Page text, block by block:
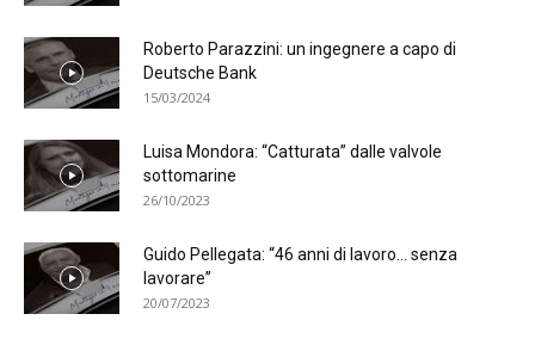
Roberto Parazzini: un ingegnere a capo di
Deutsche Bank
15/03/2024
Luisa Mondora: “Catturata” dalle valvole
sottomarine
26/10/2023
Guido Pellegata: “46 anni di lavoro… senza
lavorare”
20/07/2023